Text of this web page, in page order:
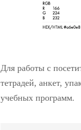
Для работы с
тетрадей, анкет,
учебных программ.